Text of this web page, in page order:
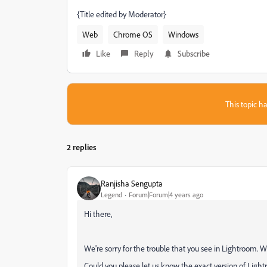
{Title edited by Moderator}
Web
Chrome OS
Windows
Like
Reply Subscribe
This topic
2 replies
Ranjisha Sengupta
Legend Forum|Forum|4 years ago
Hi there,
We're sorry for the trouble that you see in Lightroom.